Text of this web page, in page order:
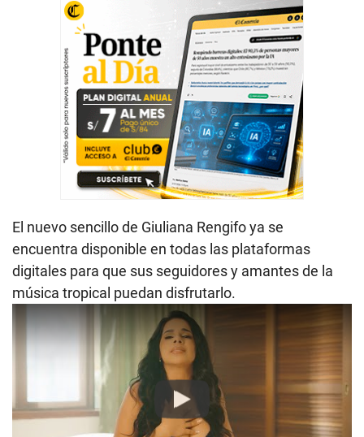
El nuevo sencillo de Giuliana Rengifo ya se
encuentra disponible en todas las plataformas
digitales para que sus seguidores y amantes de la
música tropical puedan disfrutarlo.
Play